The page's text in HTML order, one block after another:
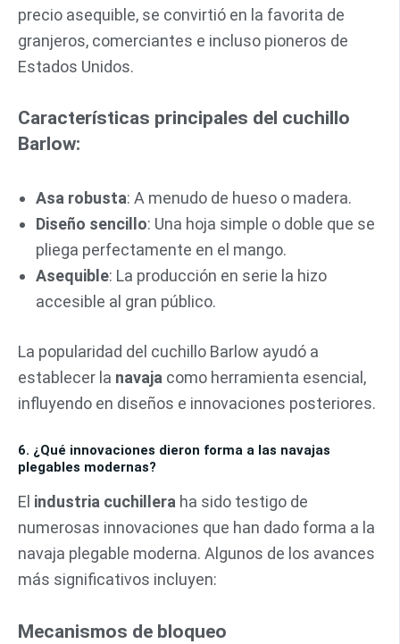
precio asequible, se convirtió en la favorita de
granjeros, comerciantes e incluso pioneros de
Estados Unidos.
Características principales del cuchillo
Barlow:
Asa robusta: A menudo de hueso o madera.
Diseño sencillo: Una hoja simple o doble que se
pliega perfectamente en el mango.
Asequible: La producción en serie la hizo
accesible al gran público.
La popularidad del cuchillo Barlow ayudó a
establecer la navaja como herramienta esencial,
influyendo en diseños e innovaciones posteriores.
6. ¿Qué innovaciones dieron forma a las navajas
plegables modernas?
El industria cuchillera ha sido testigo de
numerosas innovaciones que han dado forma a la
navaja plegable moderna. Algunos de los avances
más significativos incluyen:
Mecanismos de bloqueo